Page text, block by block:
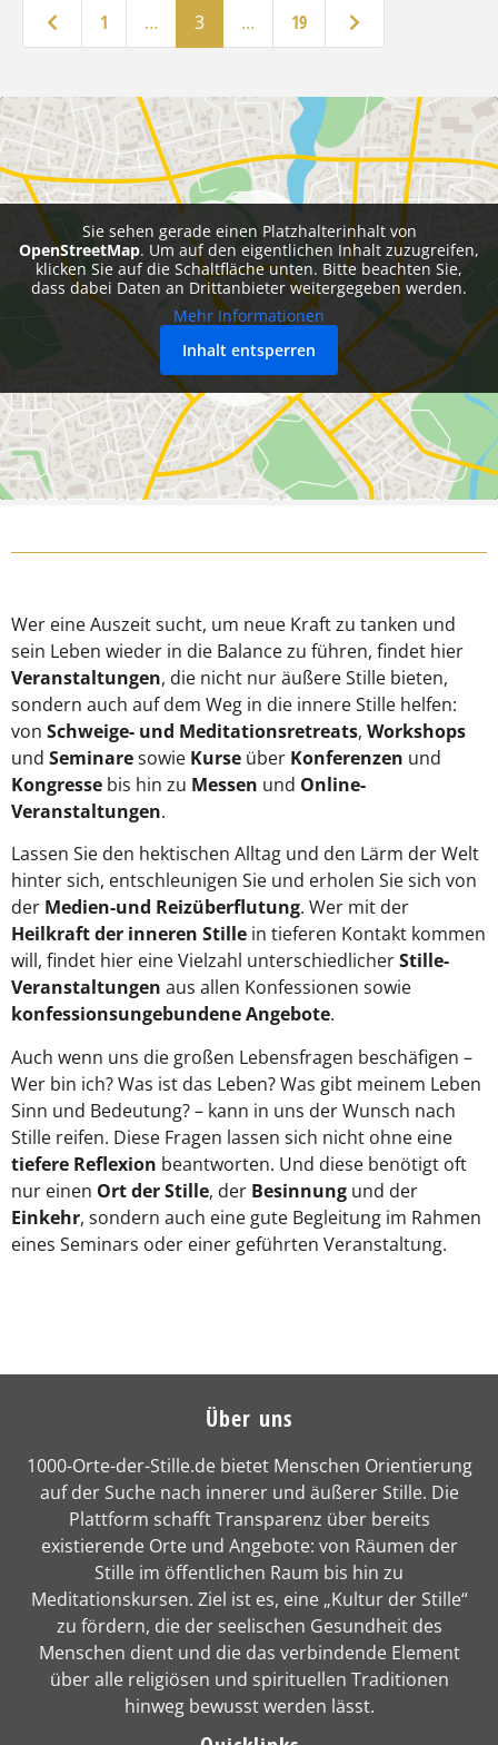
Neuere Beiträge
1 … 3 … 19 Ältere Beiträge
Sie sehen gerade einen Platzhalterinhalt von
OpenStreetMap. Um auf den eigentlichen Inhalt zuzugreifen,
klicken Sie auf die Schaltfläche unten. Bitte beachten Sie,
dass dabei Daten an Drittanbieter weitergegeben werden.
Mehr Informationen
Inhalt entsperren
Wer eine Auszeit sucht, um neue Kraft zu tanken und
sein Leben wieder in die Balance zu führen, findet hier
Veranstaltungen, die nicht nur äußere Stille bieten,
sondern auch auf dem Weg in die innere Stille helfen:
von Schweige- und Meditationsretreats, Workshops
und Seminaresowie Kurse über Konferenzen und
Kongresse bis hin zu Messen und Online-
Veranstaltungen.
Lassen Sie den hektischen Alltag und den Lärm der Welt
hinter sich, entschleunigen Sie und erholen Sie sich von
der Medien-und Reizüberflutung. Wer mit der
Heilkraft der inneren Stille in tieferen Kontakt kommen
will, findet hier eine Vielzahl unterschiedlicherStille-
Veranstaltungen aus allen Konfessionen sowie
konfessionsungebundene Angebote.
Auch wenn uns die großen Lebensfragen beschäfigen –
Wer bin ich? Was ist das Leben? Was gibt meinem Leben
Sinn und Bedeutung? – kann in uns der Wunsch nach
Stille reifen. Diese Fragen lassen sich nicht ohne eine
tiefere Reflexion beantworten. Und diese benötigt oft
nur einen Ort der Stille, der Besinnung und der
Einkehr, sondern auch eine gute Begleitung im Rahmen
eines Seminars oder einer geführten Veranstaltung.
Über uns
1000-Orte-der-Stille.de bietet Menschen Orientierung
auf der Suche nach innerer und äußerer Stille. Die
Plattform schafft Transparenz über bereits
existierende Orte und Angebote: von Räumen der
Stille im öffentlichen Raum bis hin zu
Meditationskursen. Ziel ist es, eine „Kultur der Stille“
zu fördern, die der seelischen Gesundheit des
Menschen dient und die das verbindende Element
über alle religiösen und spirituellen Traditionen
hinweg bewusst werden lässt.